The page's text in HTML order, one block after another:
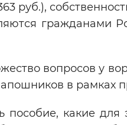
руб.),
гражданами
вопросов у
в рамках
какие для